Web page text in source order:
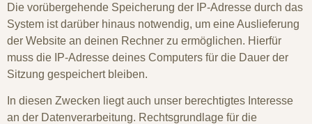
Die vorübergehende Speicherung der IP-Adresse durch das
System ist darüber hinaus notwendig, um eine Auslieferung
der Website an deinen Rechner zu ermöglichen. Hierfür
muss die IP-Adresse deines Computers für die Dauer der
Sitzung gespeichert bleiben.
In diesen Zwecken liegt auch unser berechtigtes Interesse
an der Datenverarbeitung. Rechtsgrundlage für die